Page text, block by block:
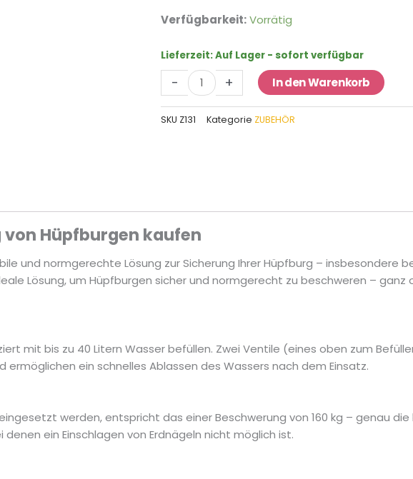
Verfügbarkeit:Vorrätig
Lieferzeit:Auf Lager - sofort verfügbar
-
40
Wassersack
zur
Hüpfburg
Befestigung
Menge
+ In den Warenkorb
SKU Z131 Kategorie ZUBEHÖR
Hüpfburgen kaufen
und normgerechte Lösung zur Sicherung Ihrer Hüpfburg – insbesondere
Lösung, um Hüpfburgen sicher und normgerecht zu beschweren –
mit bis zu 40 Litern Wasser befüllen. Zwei Ventile (eines oben zum
ein schnelles Ablassen des Wassers nach dem Einsatz.
werden, entspricht das einer Beschwerung von 160 kg – genau
denen ein Einschlagen von Erdnägeln nicht möglich ist.